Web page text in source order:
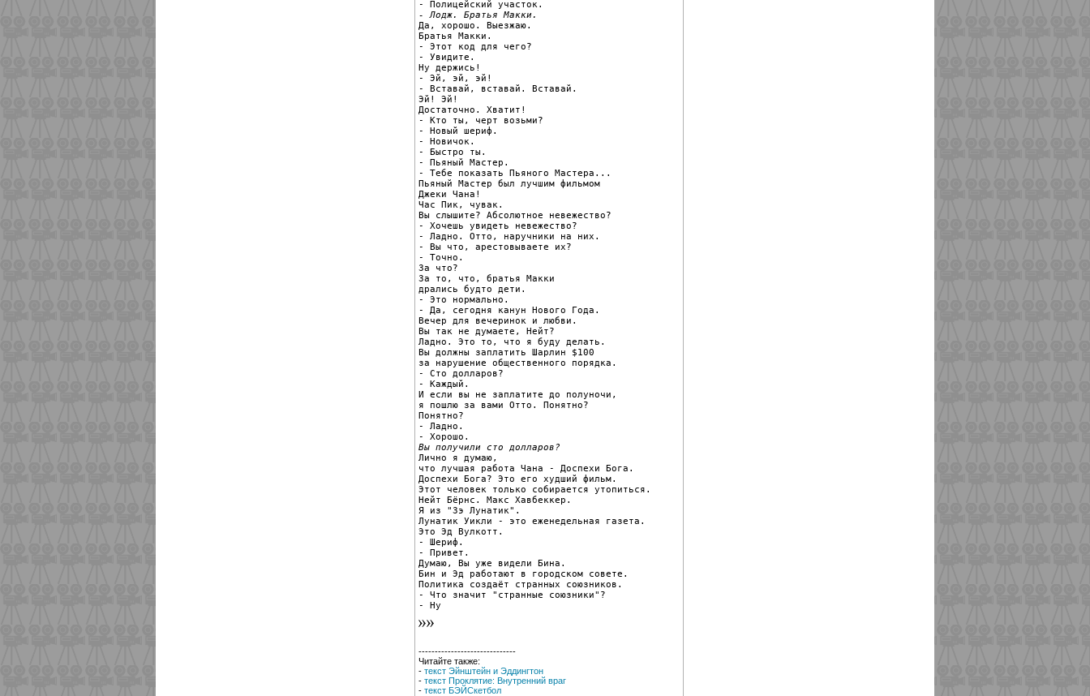
- Лодж. Братья Макки.
Да, хорошо. Выезжаю.
Братья Макки.
- Этот код для чего?
- Увидите.
Ну держись!
- Эй, эй, эй!
- Вставай, вставай. Вставай.
Эй! Эй!
Достаточно. Хватит!
- Кто ты, черт возьми?
- Новый шериф.
- Новичок.
- Быстро ты.
- Пьяный Мастер.
- Тебе показать Пьяного Мастера...
Пьяный Мастер был лучшим фильмом
Джеки Чана!
Час Пик, чувак.
Вы слышите? Абсолютное невежество?
- Хочешь увидеть невежество?
- Ладно. Отто, наручники на них.
- Вы что, арестовываете их?
- Точно.
За что?
За то, что, братья Макки
дрались будто дети.
- Это нормально.
- Да, сегодня канун Нового Года.
Вечер для вечеринок и любви.
Вы так не думаете, Нейт?
Ладно. Это то, что я буду делать.
Вы должны заплатить Шарлин $100
за нарушение общественного порядка.
- Сто долларов?
- Каждый.
И если вы не заплатите до полуночи,
я пошлю за вами Отто. Понятно?
Понятно?
- Ладно.
Вы получили сто долларов?
Лично я думаю,
что лучшая работа Чана - Доспехи Бога.
Доспехи Бога? Это его худший фильм.
Этот человек только собирается утопиться.
Нейт Бёрнс. Макс Хавбеккер.
Я из "Зэ Лунатик".
Лунатик Уикли - это еженедельная газета.
Это Эд Вулкотт.
- Шериф.
- Привет.
Думаю, Вы уже видели Бина.
Бин и Эд работают в городском совете.
Политика создаёт странных союзников.
- Что значит "странные союзники"?
- Ну
------------------------------
Читайте также:
- текст Эйнштейн и Эддингтон
- текст Проклятие: Внутренний враг
- текст БЭЙСкетбол